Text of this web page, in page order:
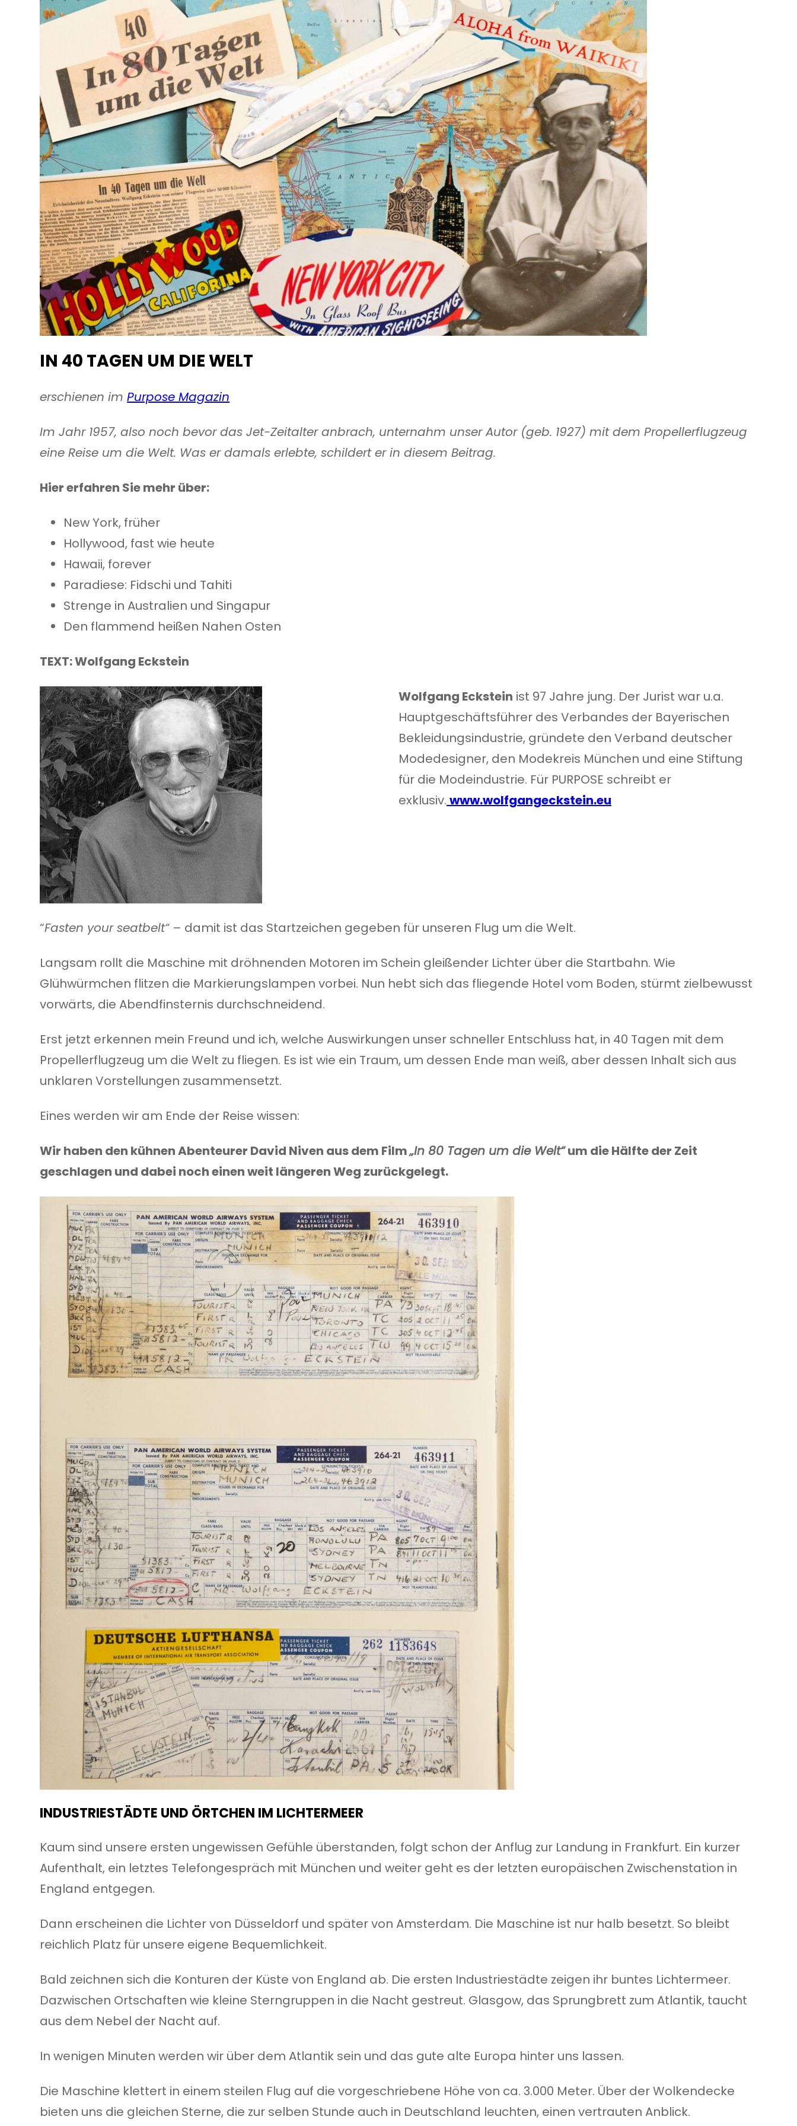
IN 40 TAGEN UM DIE WELT
erschienen imPurpose Magazin
Im Jahr 1957, also noch bevor das Jet-Zeitalter anbrach, unternahm unser Autor (geb. 1927) mit dem Propellerflugzeug
eine Reise um die Welt. Was er damals erlebte, schildert er in diesem Beitrag.
Hier erfahren Sie mehr über:
New York, früher
Hollywood, fast wie heute
Hawaii, forever
Paradiese: Fidschi und Tahiti
Strenge in Australien und Singapur
Den flammend heißen Nahen Osten
TEXT: Wolfgang Eckstein
Wolfgang Eckstein ist 97 Jahre jung. Der Jurist war u.a.
Hauptgeschäftsführer des Verbandes der Bayerischen
Bekleidungsindustrie, gründete den Verband deut­scher
Mo­de­desig­ner, den Mo­de­kreis München und eine Stif­tung
für die Modeindustrie. Für PURPOSE schreibt er
exklusiv. www.wolfgangeckstein.eu
“Fasten your seatbelt“ – damit ist das Startzeichen gegeben für unseren Flug um die Welt.
Langsam rollt die Maschine mit dröhnenden Motoren im Schein gleißender Lichter über die Startbahn. Wie
Glühwürmchen flitzen die Markierungslampen vorbei. Nun hebt sich das fliegende Hotel vom Boden, stürmt zielbewusst
vorwärts, die Abendfinsternis durchschneidend.
Erst jetzt erkennen mein Freund und ich, welche Auswirkungen unser schneller Entschluss hat, in 40 Tagen mit dem
Propellerflugzeug um die Welt zu fliegen. Es ist wie ein Traum, um dessen Ende man weiß, aber dessen Inhalt sich aus
unklaren Vorstellungen zusammensetzt.
Eines werden wir am Ende der Reise wissen:
Wir haben den kühnen Abenteurer David Niven aus dem Film„In 80 Tagen um die Welt“um die Hälfte der Zeit
geschlagen und dabei noch einen weit längeren Weg zurückgelegt.
INDUSTRIESTÄDTE UND ÖRTCHEN IM LICHTERMEER
Kaum sind unsere ersten ungewissen Gefühle überstanden, folgt schon der Anflug zur Landung in Frankfurt. Ein kurzer
Aufenthalt, ein letztes Telefongespräch mit München und weiter geht es der letzten europäischen Zwischenstation in
England entgegen.
Dann erscheinen die Lichter von Düsseldorf und später von Amsterdam. Die Maschine ist nur halb besetzt. So bleibt
reichlich Platz für unsere eigene Bequemlichkeit.
Bald zeichnen sich die Konturen der Küste von England ab. Die ersten Industriestädte zeigen ihr buntes Lichtermeer.
Dazwischen Ortschaften wie kleine Sterngruppen in die Nacht gestreut. Glasgow, das Sprungbrett zum Atlantik, taucht
aus dem Nebel der Nacht auf.
In wenigen Minuten werden wir über dem Atlantik sein und das gute alte Europa hinter uns lassen.
Die Maschine klettert in einem steilen Flug auf die vorgeschriebene Höhe von ca. 3.000 Meter. Über der Wolkendecke
bieten uns die gleichen Sterne, die zur selben Stunde auch in Deutschland leuchten, einen vertrauten Anblick.